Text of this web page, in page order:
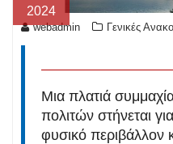
2024
webadmin Γενικές
Μια πλατιά
πολιτών στήνεται
φυσικό περιβάλλον